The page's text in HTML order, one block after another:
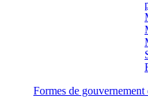
Formes de gouvernement